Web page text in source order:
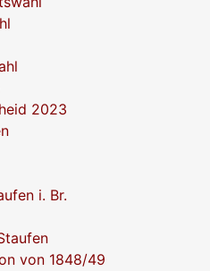
2023
i. Br.
von 1848/49